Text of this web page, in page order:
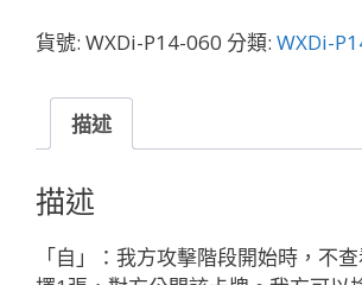
羅
み
み
こ//
フ
ェ
ゾ
貨號: WXDi-P14-060 分類: WXDi-
描述
描述
「自」：我方攻擊階段開始時，不